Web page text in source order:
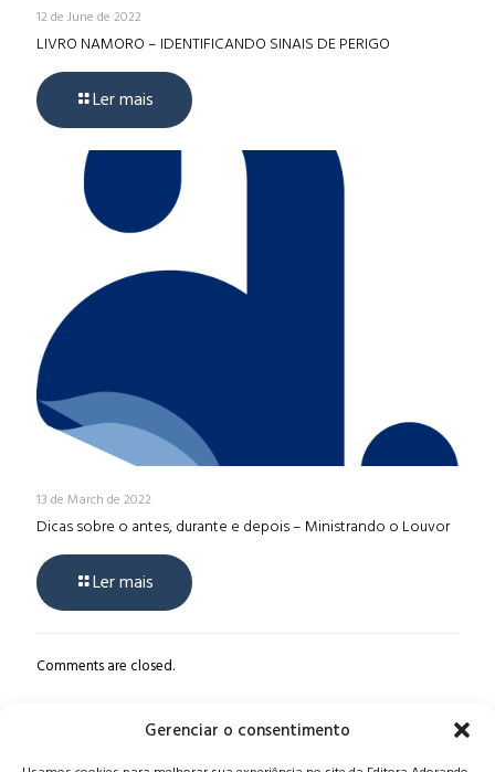
Gerenciar o consentimento
12 de June de 2022
LIVRO NAMORO – IDENTIFICANDO SINAIS DE PERIGO
Ler mais
13 de March de 2022
Dicas sobre o antes, durante e depois – Ministrando o Louvor
Ler mais
Comments are closed.
Alameda Oscar Niemeyer, 1033 – 7º Andar - Portaria 04, Vila da